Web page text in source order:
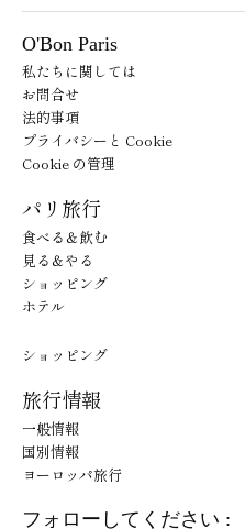
O'Bon Paris
私たちに関しては
お問合せ
法的事項
プライバシーと Cookie
Cookie の管理
パリ旅行
食べる＆飲む
見る＆やる
ショッピング
ホテル
ショッピング
旅行情報
一般情報
国別情報
ヨーロッパ旅行
フォローしてください :